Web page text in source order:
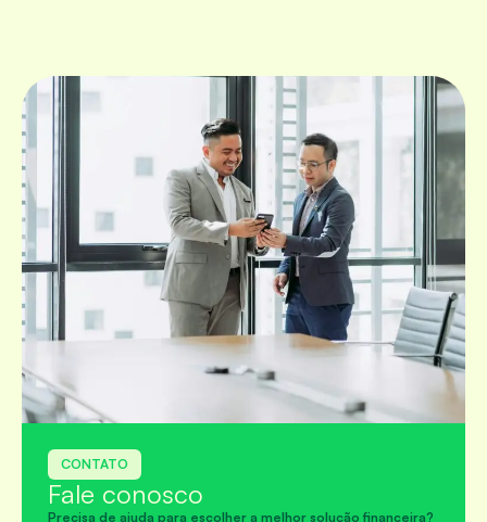
CONTATO
Fale conosco
Precisa de ajuda para escolher a melhor solução financeira?